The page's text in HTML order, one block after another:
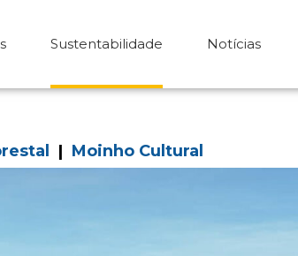
Sustentabilidade Notícias
| Moinho Cultural